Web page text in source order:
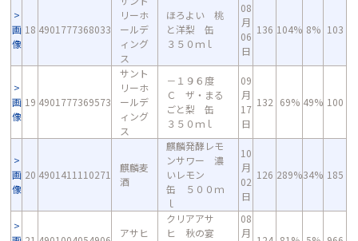
画
像
18 4901777368033
リーホ
ールデ
ィング
ス
ほろよい 桃
と洋梨 缶
３５０ｍｌ
08
月
06
日
136 104% 8% 103
画
像
19 4901777369573
サント
リーホ
ールデ
ィング
ス
－１９６度
Ｃ ザ・まる
ごと梨 缶
３５０ｍｌ
09
月
17
日
132 69% 49% 100
画
像
20 4901411110271
麒麟麦
酒
麒麟発酵レモ
ンサワー 濃
いレモン
缶 ５００ｍ
ｌ
10
月
02
日
126 289%34% 185
アサヒ
クリアアサ
ヒ 秋の宴
08
月